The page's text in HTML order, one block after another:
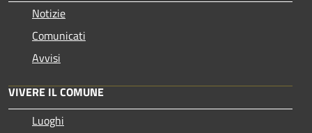
Notizie
Comunicati
Avvisi
VIVERE IL COMUNE
Luoghi